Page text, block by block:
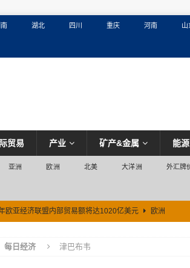
湖北 四川 重庆 河南 山
贸易 产业 矿产&金属 能源
亚洲 欧洲 北美 大洋洲 外汇牌
欧亚经济联盟内部贸易额将达1020亿美元 欧洲
每日经济 津巴布韦